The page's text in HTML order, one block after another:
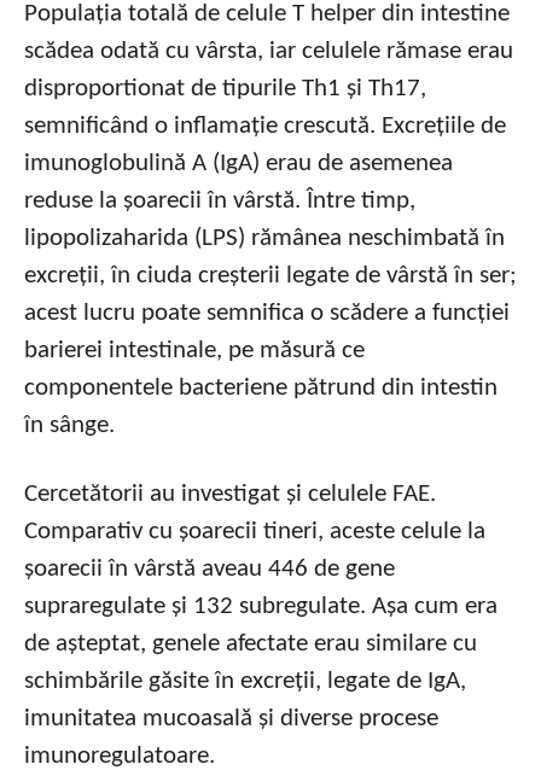
Populația totală de celule T helper din intestine
scădea odată cu vârsta, iar celulele rămase erau
disproportionat de tipurile Th1 și Th17,
semnificând o inflamație crescută. Excrețiile de
imunoglobulină A (IgA) erau de asemenea
reduse la șoarecii în vârstă. Între timp,
lipopolizaharida (LPS) rămânea neschimbată în
excreții, în ciuda creșterii legate de vârstă în ser;
acest lucru poate semnifica o scădere a funcției
barierei intestinale, pe măsură ce
componentele bacteriene pătrund din intestin
în sânge.
Cercetătorii au investigat și celulele FAE.
Comparativ cu șoarecii tineri, aceste celule la
șoarecii în vârstă aveau 446 de gene
supraregulate și 132 subregulate. Așa cum era
de așteptat, genele afectate erau similare cu
schimbările găsite în excreții, legate de IgA,
imunitatea mucoasală și diverse procese
imunoregulatoare.